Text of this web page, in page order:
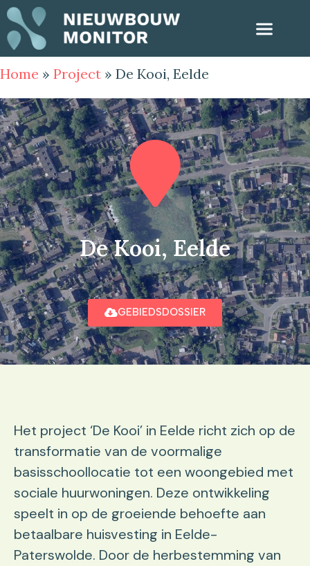
Home » Project » De Kooi, Eelde
De Kooi, Eelde
GEBIEDSDOSSIER
​Het project ‘De Kooi’ in Eelde richt zich op de
transformatie van de voormalige
basisschoollocatie tot een woongebied met
sociale huurwoningen. Deze ontwikkeling
speelt in op de groeiende behoefte aan
betaalbare huisvesting in Eelde-
Paterswolde. Door de herbestemming van